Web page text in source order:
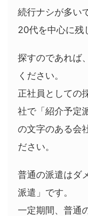
続行ナシが多い
20代を中心に残
探すのであれば
ください。
正社員としての
社で「紹介予定
の文字のある会
ださい。
普通の派遣はダ
派遣」です。
一定期間、普通